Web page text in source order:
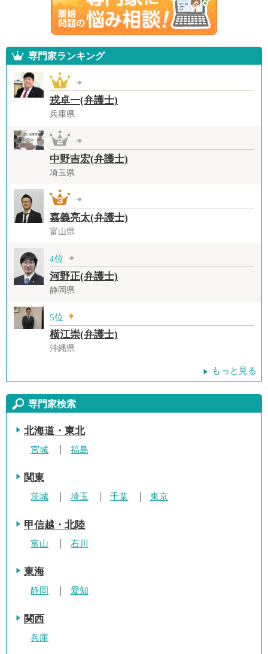
専門家ランキング
戎卓一(弁護士)
兵庫県
中野吉宏(弁護士)
埼玉県
嘉義亮太(弁護士)
富山県
4位
河野正(弁護士)
静岡県
5位
横江崇(弁護士)
沖縄県
もっと見る
専門家検索
北海道・東北
宮城 福島
関東
茨城 埼玉 千葉 東京
甲信越・北陸
富山 石川
東海
静岡 愛知
関西
兵庫